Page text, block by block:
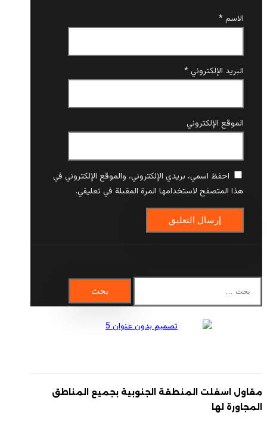
الاسم*
البريد الإلكتروني*
الموقع الإلكتروني
احفظ اسمي، بريدي الإلكتروني، والموقع الإلكتروني في
هذا المتصفح لاستخدامها المرة المقبلة في تعليقي.
مقاول اسفلت المنطقة الجنوبية بجميع المناطق
المجاورة لها